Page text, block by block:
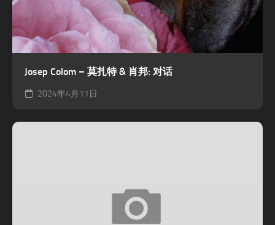
Josep Colom – 莫扎特 & 肖邦: 对话
2024年4月11日